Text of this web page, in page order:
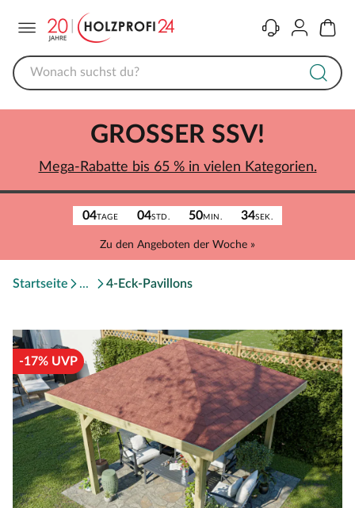
KontaktKonto
04TAGE 04STD. 50MIN. 34SEK.
Zu den Angeboten der Woche »
GROSSER SSV!
Mega-Rabatte bis 65 % in vielen Kategorien.
Startseite 4-Eck-Pavillons
-17% UVP